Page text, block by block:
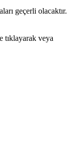
geçerli olacaktır.
tıklayarak veya